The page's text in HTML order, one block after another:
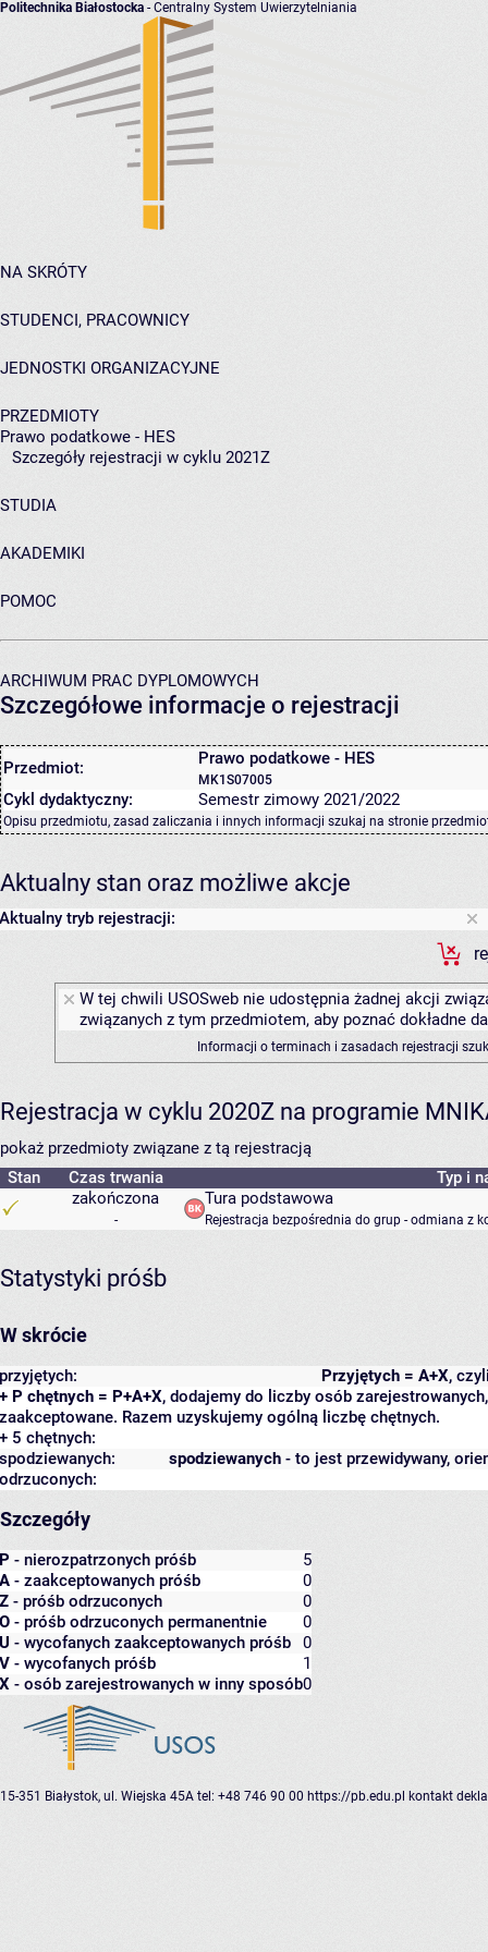
Politechnika Białostocka - Centralny System Uwierzytelniania
NA SKRÓTY
STUDENCI, PRACOWNICY
JEDNOSTKI ORGANIZACYJNE
PRZEDMIOTY
Prawo podatkowe - HES
Szczegóły rejestracji w cyklu 2021Z
STUDIA
AKADEMIKI
POMOC
ARCHIWUM PRAC DYPLOMOWYCH
Szczegółowe informacje o rejestracji
Przedmiot: Prawo podatkowe - HES
MK1S07005
Cykl dydaktyczny: Semestr zimowy 2021/2022
Opisu przedmiotu, zasad zaliczania i innych informacji szukaj na stronie
Aktualny stan oraz możliwe akcje
Aktualny tryb rejestracji:
W tej chwili USOSweb nie udostępnia żadnej akcji
związanych z tym przedmiotem, aby poznać dokładne
Informacji o terminach i zasadach rejestracji
Rejestracja w cyklu 2020Z na programie
pokaż przedmioty związane z tą rejestracją
Stan
Czas trwania
Typ i
zakończona
-
Tura podstawowa
Rejestracja bezpośrednia do grup - odmiana z
Statystyki próśb
W skrócie
Przyjętych = A+X,
przyjętych:
+ P chętnych = P+A+X, dodajemy do liczby osób
zaakceptowane. Razem uzyskujemy ogólną liczbę chętnych.
+ 5 chętnych:
spodziewanych - to jest przewidywany,
spodziewanych:
odrzuconych:
Szczegóły
P - nierozpatrzonych próśb
5
A - zaakceptowanych próśb
0
Z - próśb odrzuconych
0
O - próśb odrzuconych permanentnie
0
U - wycofanych zaakceptowanych próśb
0
V - wycofanych próśb
1
X - osób zarejestrowanych w inny sposób0
15-351 Białystok, ul. Wiejska 45A tel: +48 746 90 00 https://pb.edu.pl kontakt